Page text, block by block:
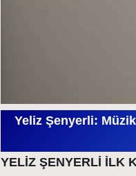
Yeliz Şenyerli:
YELİZ ŞENYERLİ İLK